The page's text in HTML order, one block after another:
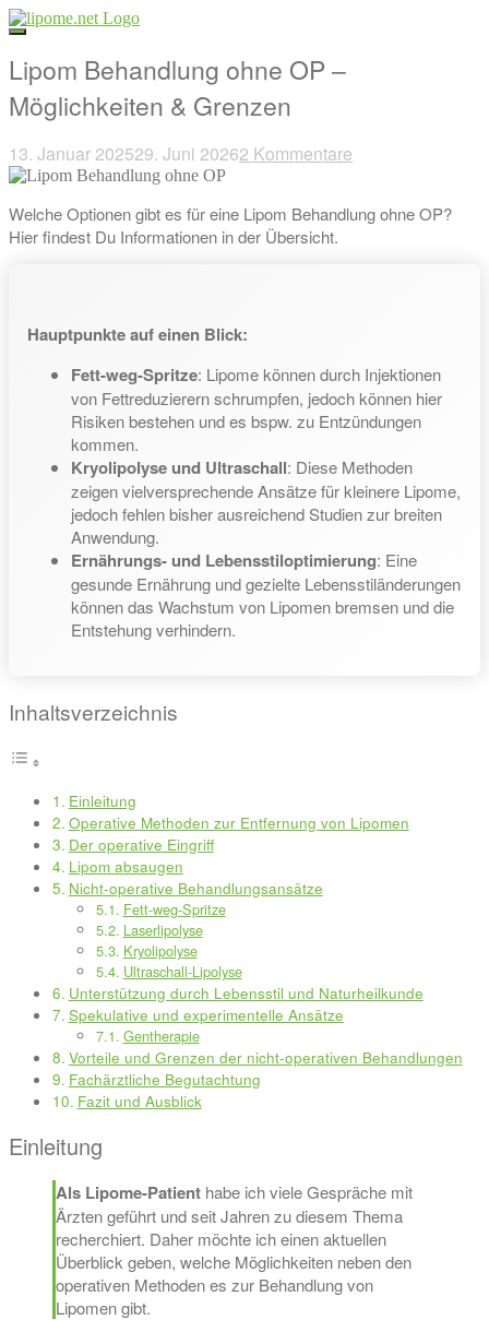
Direkt
zum
Lipom Behandlung ohne OP –
Möglichkeiten & Grenzen
13. Januar 202529. Juni 20262 Kommentare
Beitragsnavigation
Welche Optionen gibt es für eine Lipom Behandlung ohne OP?
Hier findest Du Informationen in der Übersicht.
Hauptpunkte auf einen Blick:
Fett-weg-Spritze: Lipome können durch Injektionen
von Fettreduzierern schrumpfen, jedoch können hier
Risiken bestehen und es bspw. zu Entzündungen
kommen.
Kryolipolyse und Ultraschall: Diese Methoden
zeigen vielversprechende Ansätze für kleinere Lipome,
jedoch fehlen bisher ausreichend Studien zur breiten
Anwendung.
Ernährungs- und Lebensstiloptimierung: Eine
gesunde Ernährung und gezielte Lebensstiländerungen
können das Wachstum von Lipomen bremsen und die
Entstehung verhindern.
Inhaltsverzeichnis
Einleitung
Operative Methoden zur Entfernung von Lipomen
Der operative Eingriff
Lipom absaugen
Nicht-operative Behandlungsansätze
Fett-weg-Spritze
Laserlipolyse
Kryolipolyse
Ultraschall-Lipolyse
Unterstützung durch Lebensstil und Naturheilkunde
Spekulative und experimentelle Ansätze
Gentherapie
Vorteile und Grenzen der nicht-operativen Behandlungen
Fachärztliche Begutachtung
Fazit und Ausblick
Einleitung
Als Lipome-Patient habe ich viele Gespräche mit
Ärzten geführt und seit Jahren zu diesem Thema
recherchiert. Daher möchte ich einen aktuellen
Überblick geben, welche Möglichkeiten neben den
operativen Methoden es zur Behandlung von
Lipomen gibt.